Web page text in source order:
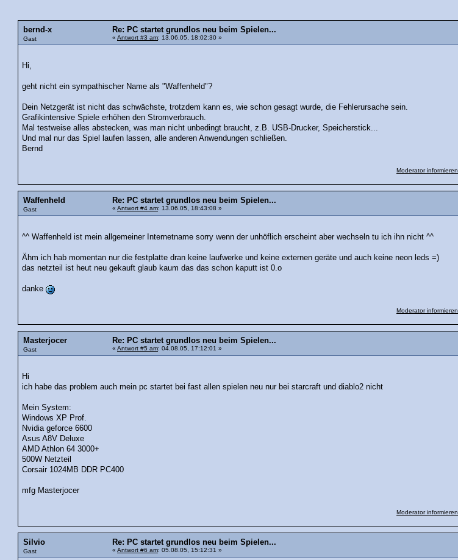
bernd-x
Gast
Re: PC startet grundlos neu beim Spielen...
« Antwort #3 am: 13.06.05, 18:02:30 »
Hi,
geht nicht ein sympathischer Name als "Waffenheld"?
Dein Netzgerät ist nicht das schwächste, trotzdem kann es, wie schon gesagt wurde, die Fehlerursache sein.
Grafikintensive Spiele erhöhen den Stromverbrauch.
Mal testweise alles abstecken, was man nicht unbedingt braucht, z.B. USB-Drucker, Speicherstick...
Und mal nur das Spiel laufen lassen, alle anderen Anwendungen schließen.
Bernd
Moderator informieren
Waffenheld
Gast
Re: PC startet grundlos neu beim Spielen...
« Antwort #4 am: 13.06.05, 18:43:08 »
^^ Waffenheld ist mein allgemeiner Internetname sorry wenn der unhöflich erscheint aber wechseln tu ich ihn nicht ^^
Ähm ich hab momentan nur die festplatte dran keine laufwerke und keine externen geräte und auch keine neon leds =)
das netzteil ist heut neu gekauft glaub kaum das das schon kaputt ist 0.o
danke
Moderator informieren
Masterjocer
Gast
Re: PC startet grundlos neu beim Spielen...
« Antwort #5 am: 04.08.05, 17:12:01 »
Hi
ich habe das problem auch mein pc startet bei fast allen spielen neu nur bei starcraft und diablo2 nicht
Mein System:
Windows XP Prof.
Nvidia geforce 6600
Asus A8V Deluxe
AMD Athlon 64 3000+
500W Netzteil
Corsair 1024MB DDR PC400
mfg Masterjocer
Moderator informieren
Silvio
Gast
Re: PC startet grundlos neu beim Spielen...
« Antwort #6 am: 05.08.05, 15:12:31 »